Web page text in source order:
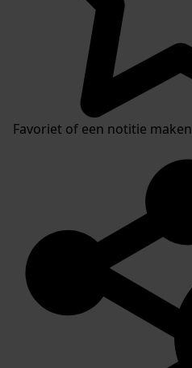
Favoriet of een notitie maken